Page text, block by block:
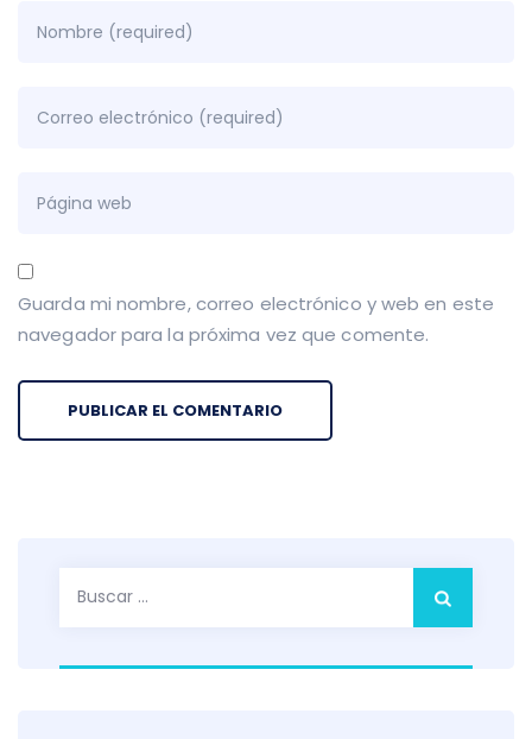
Guarda mi nombre, correo electrónico y web en este
navegador para la próxima vez que comente.